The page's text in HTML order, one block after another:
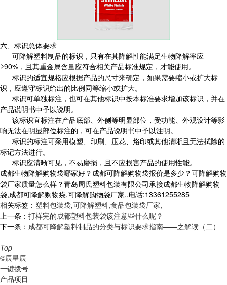
六、标识总体要求
可降解塑料制品的标识，只有在其降解性能满足生物降解率应
≥90%，且其重金属含量应符合相关产品标准规定，才能使用。
标识的适宜规格应根据产品的尺寸来确定，如果需要缩小或扩大标
识，应遵守标识给出的比例同等缩小或扩大。
标识可单独标注，也可在其他标识中按本标准要求增加该标识，并在
产品说明书中予以说明。
该标识宜标注在产品底部、外侧等明显部位，受功能、外观设计等影
响无法在明显部位标注的，可在产品说明书中予以注明。
标识的标注可采用模塑、印刷、压花、烙印或其他清晰且无法拭除的
标记方法进行。
标识应清晰可见，不易磨损，且不应损害产品的使用性能。
成都生物降解购物袋哪家好？成都可降解购物袋报价是多少？可降解购物
袋厂家质量怎么样？青岛周氏塑料包装有限公司承接成都生物降解购物
袋,成都可降解购物袋,可降解购物袋厂家,,电话:13361255285
相关标签： 塑料包装袋,可降解塑料,食品包装袋厂家,
上一条： 打样完的成都塑料包装袋该注意些什么呢？
下一条： 成都可降解塑料制品的分类与标识要求指南——之解读（二）
Top
©辰星辰
一键拨号
产品项目